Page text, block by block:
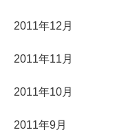
2011年12月
2011年11月
2011年10月
2011年9月